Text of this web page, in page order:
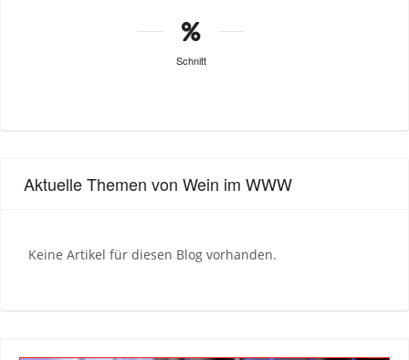
Schnitt
Aktuelle Themen von Wein im WWW
Keine Artikel für diesen Blog vorhanden.